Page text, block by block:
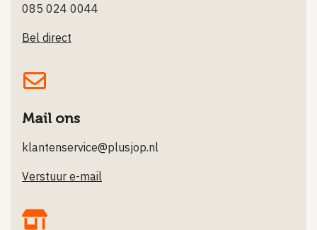
085 024 0044
Bel direct
Mail ons
klantenservice@plusjop.nl
Verstuur e-mail